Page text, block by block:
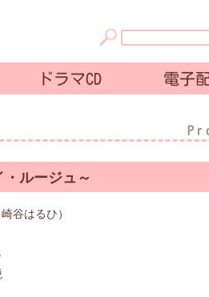
ドラマCD 電子
ルージュ～
谷はるひ）